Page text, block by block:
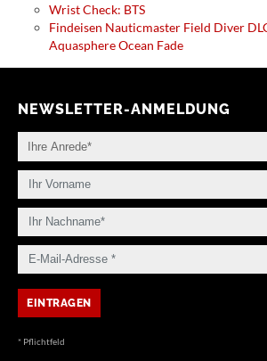
Wrist Check: BTS
Findeisen Nauticmaster Field Diver
Aquasphere Ocean Fade
NEWSLETTER-ANMELDUNG
* Pflichtfeld